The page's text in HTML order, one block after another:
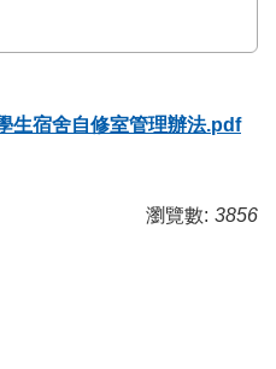
生宿舍自修室管理辦法.pdf
瀏覽數: 3856